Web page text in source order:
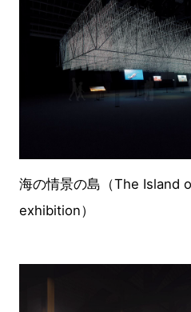
海の情景の島（The Island
exhibition）